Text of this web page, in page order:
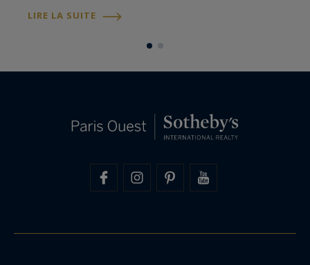
prestigieuses : la capitale brille aussi par son art
LIRE LA SUITE